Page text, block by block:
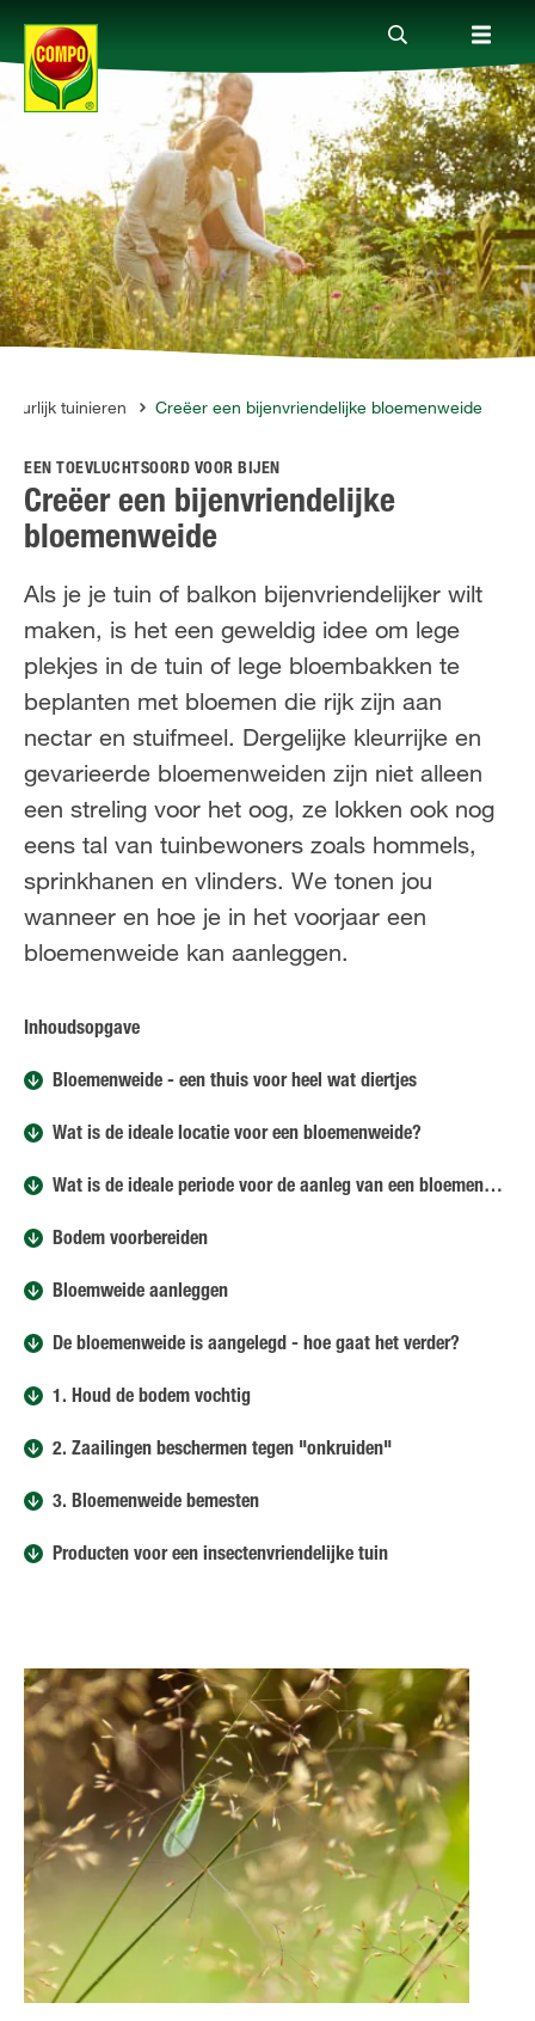
Advies
Thema's
Tot je dienst
Onderneming
FR NL
tuinieren Creëer een bijenvriendelijke bloemenweide
EEN TOEVLUCHTSOORD VOOR BIJEN
Creëer een bijenvriendelijke
bloemenweide
Als je je tuin of balkon bijenvriendelijker wilt
maken, is het een geweldig idee om lege
plekjes in de tuin of lege bloembakken te
beplanten met bloemen die rijk zijn aan
nectar en stuifmeel. Dergelijke kleurrijke en
gevarieerde bloemenweiden zijn niet alleen
een streling voor het oog, ze lokken ook nog
eens tal van tuinbewoners zoals hommels,
sprinkhanen en vlinders. We tonen jou
wanneer en hoe je in het voorjaar een
bloemenweide kan aanleggen.
Inhoudsopgave
Bloemenweide - een thuis voor heel wat diertjes
Wat is de ideale locatie voor een bloemenweide?
Wat is de ideale periode voor de aanleg van een bloemenweide?
Bodem voorbereiden
Bloemweide aanleggen
De bloemenweide is aangelegd - hoe gaat het verder?
1. Houd de bodem vochtig
2. Zaailingen beschermen tegen "onkruiden"
3. Bloemenweide bemesten
Producten voor een insectenvriendelijke tuin